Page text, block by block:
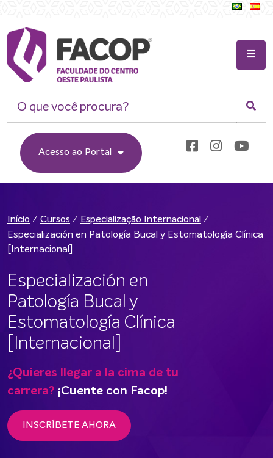
Acesso ao Portal
Início / Cursos / Especialização Internacional /
Especialización en Patología Bucal y Estomatología Clínica
[Internacional]
Especialización en
Patología Bucal y
Estomatología Clínica
[Internacional]
¿Quieres llegar a la cima de tu
carrera? ¡Cuente con Facop!
INSCRÍBETE AHORA